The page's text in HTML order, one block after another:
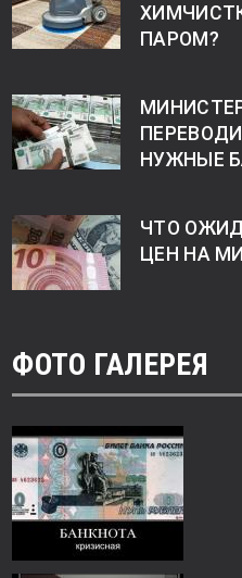
ПАРОМ?
НУЖНЫЕ
ЧТО
ЦЕН НА
ФОТО ГАЛЕРЕЯ